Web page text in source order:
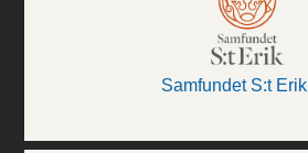
Samfundet S:t Erik